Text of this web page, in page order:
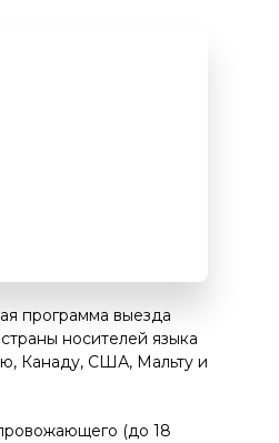
программа выезда
носителей языка
Канаду, США, Мальту и
(до 18